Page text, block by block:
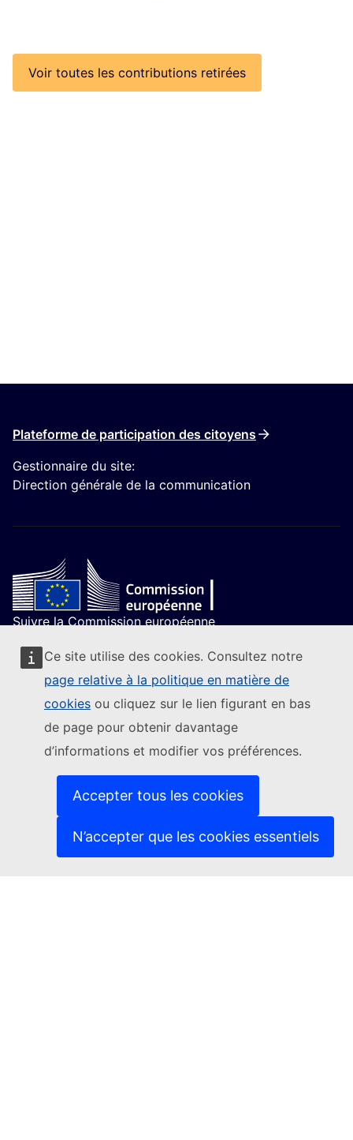
Ce site utilise des cookies. Consultez notre
page relative à la politique en matière de
cookies ou cliquez sur le lien figurant en bas
de page pour obtenir davantage
d’informations et modifier vos préférences.
Accepter tous les cookies
N’accepter que les cookies essentiels
Voir toutes les contributions retirées
Plateforme de participation des citoyens
Gestionnaire du site:
Direction générale de la communication
Suivre la Commission européenne
Nous contacter(Lien externe)
Signaler une vulnérabilité informatique
(Lien externe)
Les langues sur nos sites web(Lien externe)
Cookies(Lien externe)
Protection de la vie privée(Lien externe)
Avis juridique(Lien externe)